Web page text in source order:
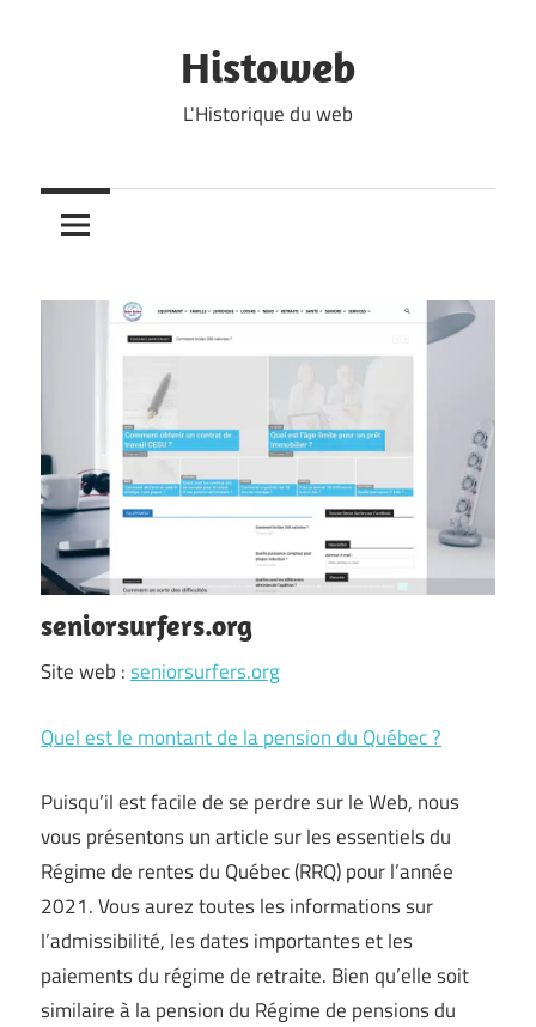
Histoweb
L'Historique du web
seniorsurfers.org
Site web :seniorsurfers.org
Quel est le montant de la pension du Québec ?
Puisqu’il est facile de se perdre sur le Web, nous
vous présentons un article sur les essentiels du
Régime de rentes du Québec (RRQ) pour l’année
2021. Vous aurez toutes les informations sur
l’admissibilité, les dates importantes et les
paiements du régime de retraite. Bien qu’elle soit
similaire à la pension du Régime de pensions du